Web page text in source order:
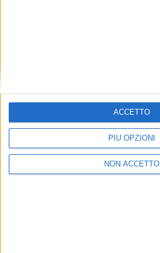
PIÙ OPZIONI
NON ACCETTO
ACCETTO